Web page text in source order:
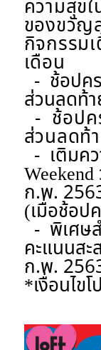
ความสุข
ของขวัญ
กิจกรรม
เดือน
- ช้อปค
ส่วนลดท้
- ช้อปค
ส่วนลดท้
- เติมคว
ก.พ.
(เมื่อช้อป
- พิเศษส
คะแนนส
ก.พ.
*เงื่อนไข